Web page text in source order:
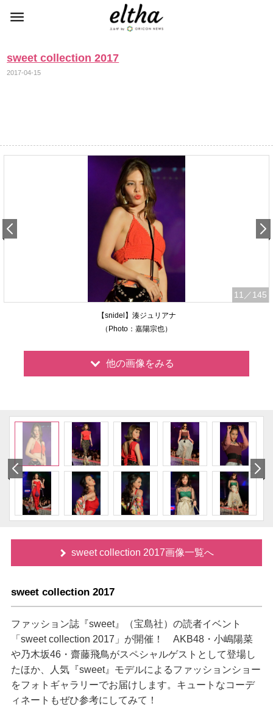
sweet collection 2017
2017-04-15
11 ／145
【snidel】湊ジュリアナ
（Photo：嘉陽宗也）
他の画像をみる
sweet collection 2017画像一覧へ
sweet collection 2017
ファッション誌『sweet』（宝島社）の読者イベント
「sweet collection 2017」が開催！ AKB48・小嶋陽菜
乃木坂46・齋藤飛鳥がスペシャルゲストとして登場し
たほか、人気『sweet』モデルによるファッションショー
をフォトギャラリーでお届けします。キュートなコーデ
ィネートもぜひ参考にしてみて！